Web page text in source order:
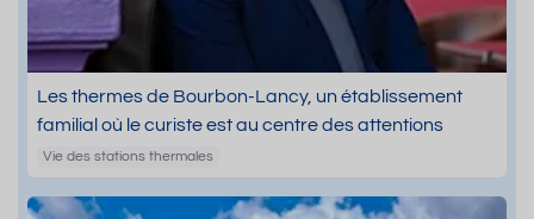
Les thermes de Bourbon-Lancy, un établissement
familial où le curiste est au centre des attentions
Vie des stations thermales